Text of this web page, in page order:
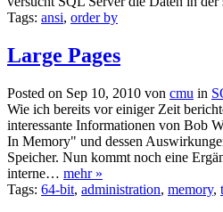
Tags: ansi, order by
Large Pages
Posted on Sep 10, 2010 von cmu in
Wie ich bereits vor einiger Zeit
interessante Informationen von Bob
In Memory" und dessen
Speicher. Nun kommt noch eine
interne… mehr »
Tags: 64-bit, administration, memory,